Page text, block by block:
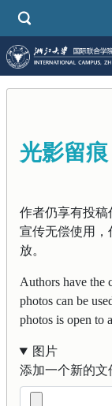
光影留痕
作者仍享有投
宣传无偿使用
放。
Authors have the
photos can be
photos is open to
图片
添加一个新的文